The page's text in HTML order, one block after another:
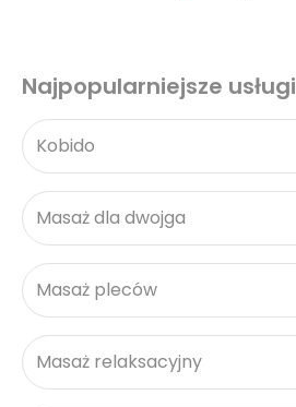
Najpopularniejsze usługi
Kobido
Masaż dla dwojga
Masaż pleców
Masaż relaksacyjny